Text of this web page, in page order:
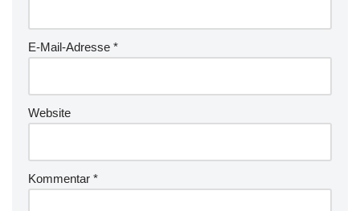
E-Mail-Adresse *
Website
Kommentar *